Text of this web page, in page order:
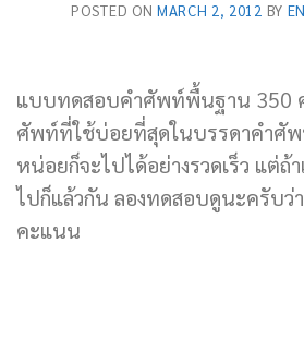
POSTED ONMARCH 2, 2012 BY
แบบทดสอบคำศัพท์พื้นฐาน 350
ศัพท์ที่ใช้บ่อยที่สุดในบรรดาคำศัพ
หน่อยก็จะไปได้อย่างรวดเร็ว แต่
ไปก็แล้วกัน ลองทดสอบดูนะครับว่
คะแนน